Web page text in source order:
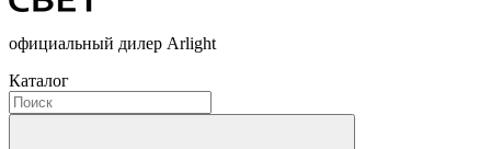
официальный дилер Arlight
Каталог